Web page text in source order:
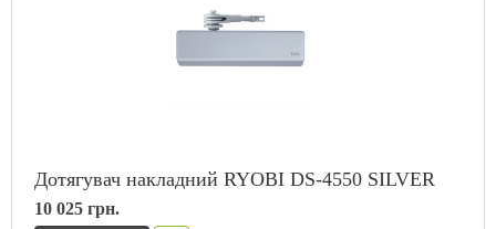
Дотягувач накладний RYOBI DS-4550 SILVER
10 025 грн.